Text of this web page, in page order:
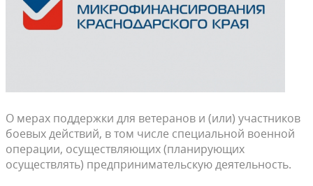
О мерах поддержки для ветеранов и (или) участников
боевых действий, в том числе специальной военной
операции, осуществляющих (планирующих
осуществлять) предпринимательскую деятельность.